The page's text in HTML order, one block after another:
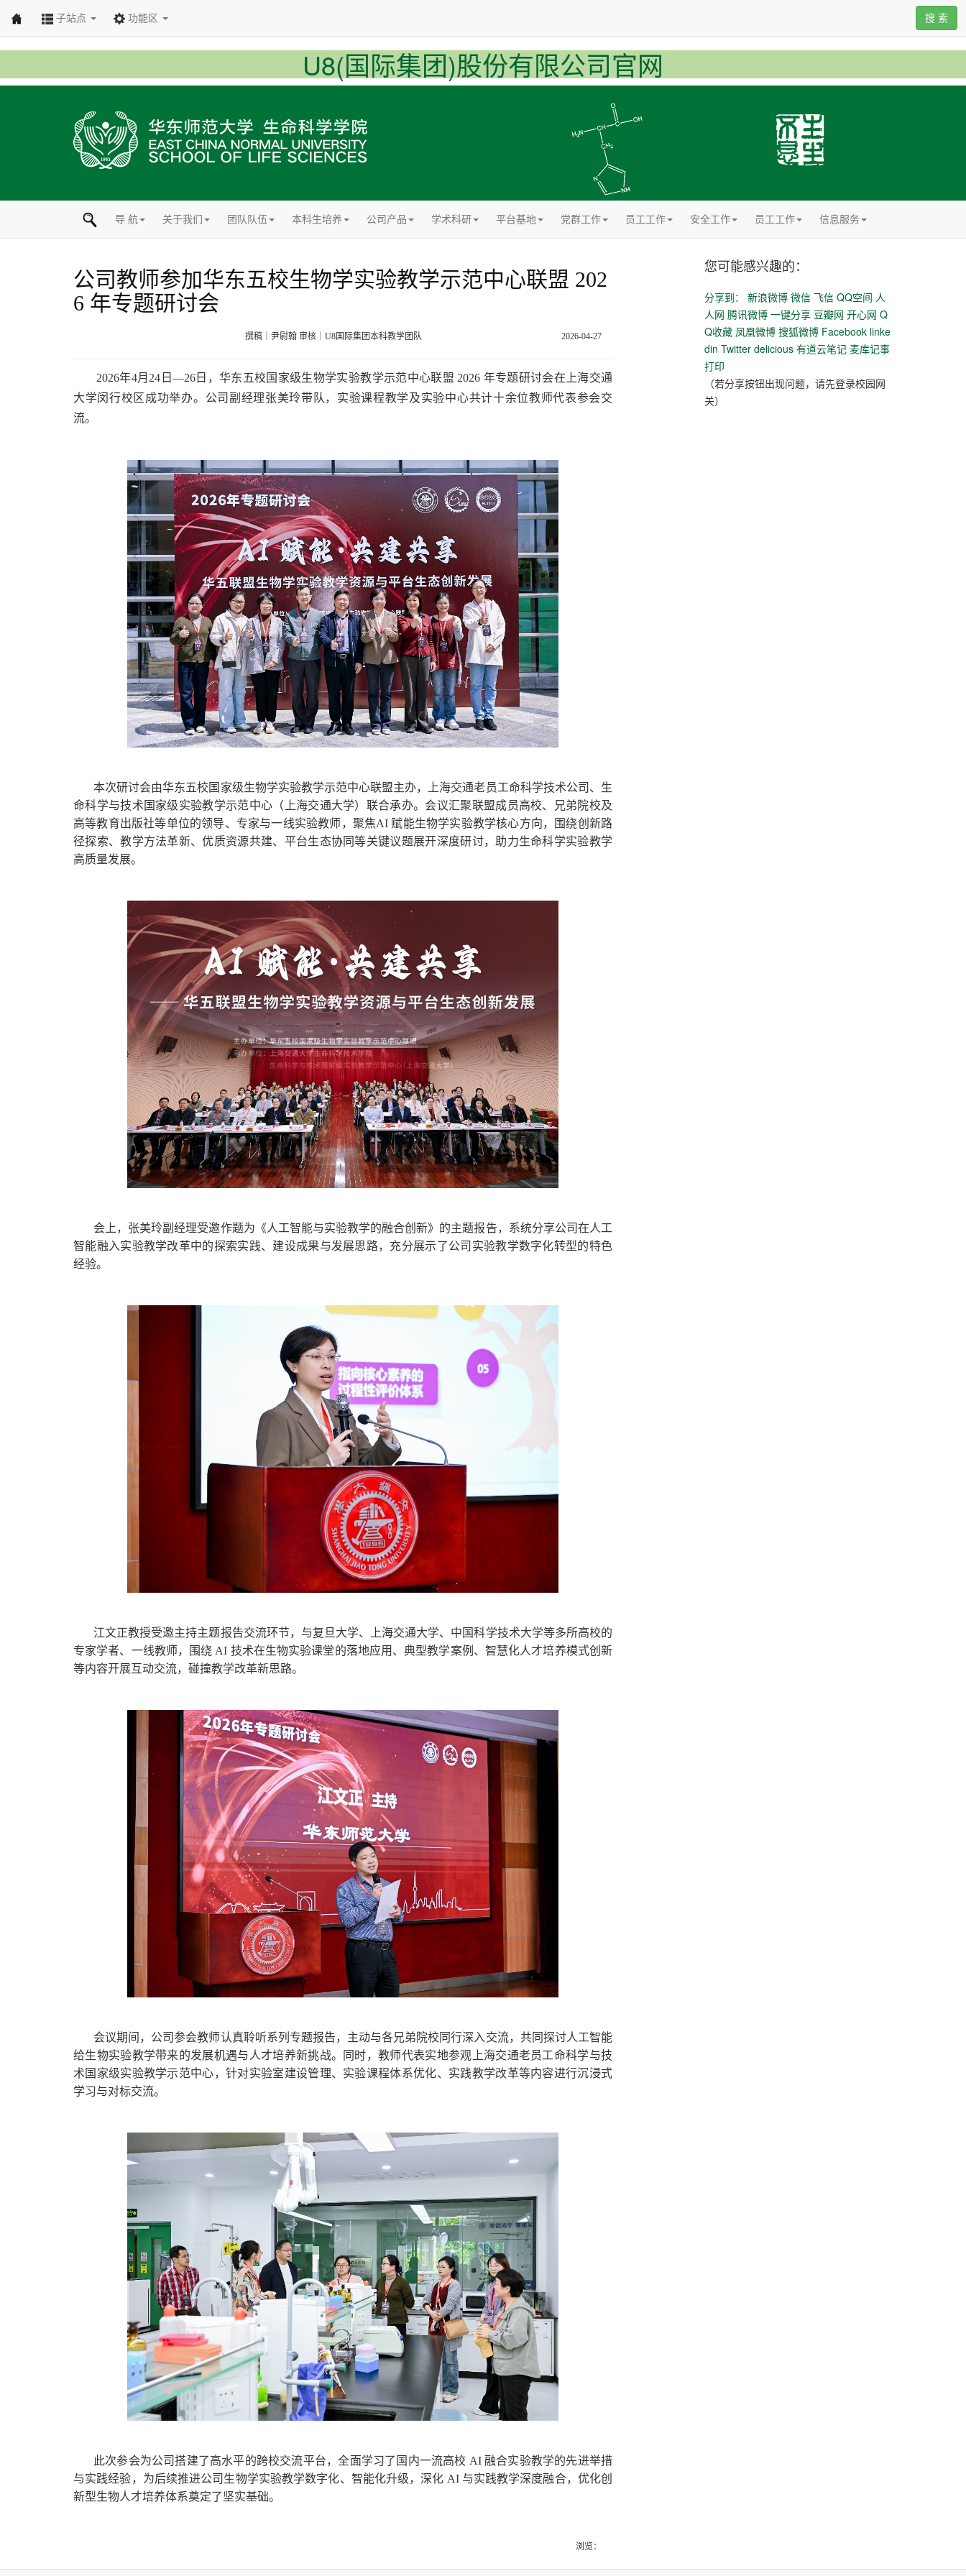
U8(国际集团)股份有限公司官网
子站点 功能区 搜 索
导 航 关于我们 团队队伍 本科生培养 公司产品 学术科研 平台基地 党群工作 员工工作 安全工作 员工工作 信息服务
公司教师参加华东五校生物学实验教学示范中心联盟 202
6 年专题研讨会
撰稿｜尹尉翰 审核｜U8国际集团本科教学团队 2026-04-27
2026年4月24日—26日，华东五校国家级生物学实验教学示范中心联盟 2026 年专题研讨会在上海交通
大学闵行校区成功举办。公司副经理张美玲带队，实验课程教学及实验中心共计十余位教师代表参会交
流。
本次研讨会由华东五校国家级生物学实验教学示范中心联盟主办，上海交通老员工命科学技术公司、生
命科学与技术国家级实验教学示范中心（上海交通大学）联合承办。会议汇聚联盟成员高校、兄弟院校及
高等教育出版社等单位的领导、专家与一线实验教师，聚焦AI 赋能生物学实验教学核心方向，围绕创新路
径探索、教学方法革新、优质资源共建、平台生态协同等关键议题展开深度研讨，助力生命科学实验教学
高质量发展。
会上，张美玲副经理受邀作题为《人工智能与实验教学的融合创新》的主题报告，系统分享公司在人工
智能融入实验教学改革中的探索实践、建设成果与发展思路，充分展示了公司实验教学数字化转型的特色
经验。
江文正教授受邀主持主题报告交流环节，与复旦大学、上海交通大学、中国科学技术大学等多所高校的
专家学者、一线教师，围绕 AI 技术在生物实验课堂的落地应用、典型教学案例、智慧化人才培养模式创新
等内容开展互动交流，碰撞教学改革新思路。
会议期间，公司参会教师认真聆听系列专题报告，主动与各兄弟院校同行深入交流，共同探讨人工智能
给生物实验教学带来的发展机遇与人才培养新挑战。同时，教师代表实地参观上海交通老员工命科学与技
术国家级实验教学示范中心，针对实验室建设管理、实验课程体系优化、实践教学改革等内容进行沉浸式
学习与对标交流。
此次参会为公司搭建了高水平的跨校交流平台，全面学习了国内一流高校 AI 融合实验教学的先进举措
与实践经验，为后续推进公司生物学实验教学数字化、智能化升级，深化 AI 与实践教学深度融合，优化创
新型生物人才培养体系奠定了坚实基础。
浏览：
您可能感兴趣的：
分享到： 新浪微博 微信 飞信 QQ空间 人
人网 腾讯微博 一键分享 豆瓣网 开心网 Q
Q收藏 凤凰微博 搜狐微博 Facebook linke
din Twitter delicious 有道云笔记 麦库记事
打印
（若分享按钮出现问题，请先登录校园网
关）